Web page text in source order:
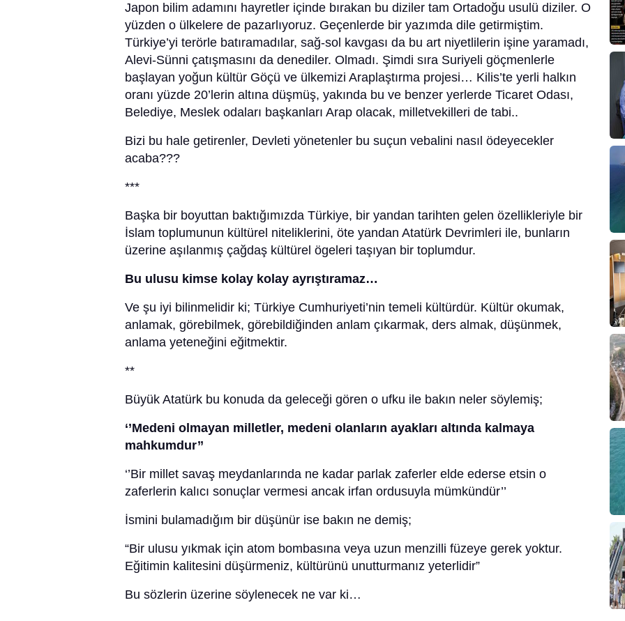
Japon bilim adamını hayretler içinde bırakan bu diziler tam Ortadoğu usulü diziler. O
yüzden o ülkelere de pazarlıyoruz. Geçenlerde bir yazımda dile getirmiştim.
Türkiye’yi terörle batıramadılar, sağ-sol kavgası da bu art niyetlilerin işine yaramadı,
Alevi-Sünni çatışmasını da denediler. Olmadı. Şimdi sıra Suriyeli göçmenlerle
başlayan yoğun kültür Göçü ve ülkemizi Araplaştırma projesi… Kilis’te yerli halkın
oranı yüzde 20’lerin altına düşmüş, yakında bu ve benzer yerlerde Ticaret Odası,
Belediye, Meslek odaları başkanları Arap olacak, milletvekilleri de tabi..
Bizi bu hale getirenler, Devleti yönetenler bu suçun vebalini nasıl ödeyecekler
acaba???
***
Başka bir boyuttan baktığımızda Türkiye, bir yandan tarihten gelen özellikleriyle bir
İslam toplumunun kültürel niteliklerini, öte yandan Atatürk Devrimleri ile, bunların
üzerine aşılanmış çağdaş kültürel ögeleri taşıyan bir toplumdur.
Bu ulusu kimse kolay kolay ayrıştıramaz…
Ve şu iyi bilinmelidir ki; Türkiye Cumhuriyeti’nin temeli kültürdür. Kültür okumak,
anlamak, görebilmek, görebildiğinden anlam çıkarmak, ders almak, düşünmek,
anlama yeteneğini eğitmektir.
**
Büyük Atatürk bu konuda da geleceği gören o ufku ile bakın neler söylemiş;
‘’Medeni olmayan milletler, medeni olanların ayakları altında kalmaya
mahkumdur’’
‘’Bir millet savaş meydanlarında ne kadar parlak zaferler elde ederse etsin o
zaferlerin kalıcı sonuçlar vermesi ancak irfan ordusuyla mümkündür’’
İsmini bulamadığım bir düşünür ise bakın ne demiş;
“Bir ulusu yıkmak için atom bombasına veya uzun menzilli füzeye gerek yoktur.
Eğitimin kalitesini düşürmeniz, kültürünü unutturmanız yeterlidir”
Bu sözlerin üzerine söylenecek ne var ki…